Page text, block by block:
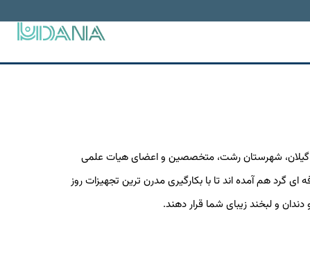
گیلان، شهرستان رشت، متخصصین و اعضای هیات علمی
گرد هم آمده اند تا با بکارگیری مدرن ترین تجهیزات روز
دندان و لبخند زیبای شما قرار دهند.